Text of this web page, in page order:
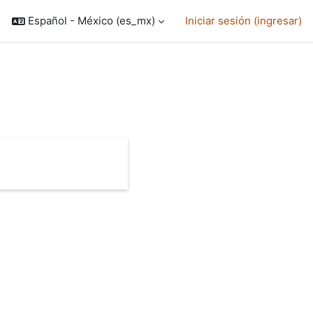
Español - México ‎(es_mx)‎ Iniciar sesión (ingresar)